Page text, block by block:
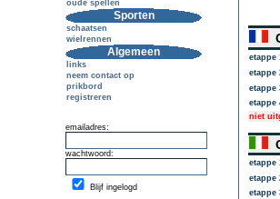
oude spellen
Sporten
schaatsen
wielrennen
Algemeen
links
neem contact op
prikbord
registreren
emailadres:
wachtwoord:
Blijf ingelogd
etappe
etappe
etappe
etappe
niet
etappe
etappe
etappe